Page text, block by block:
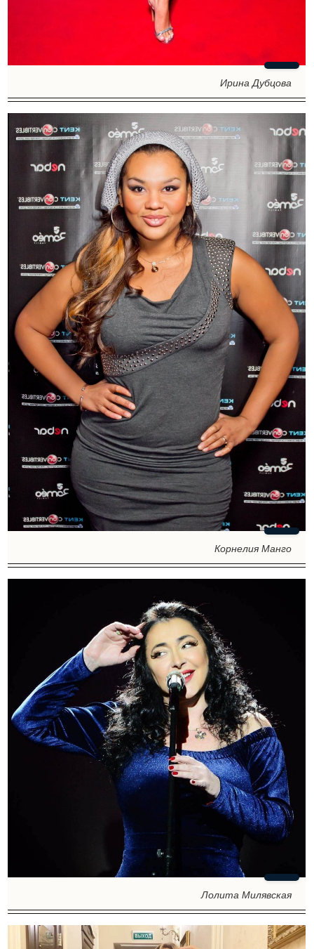
Ирина Дубцова
Корнелия Манго
Лолита Милявская